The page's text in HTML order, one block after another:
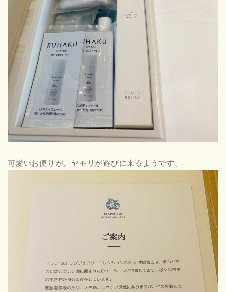
可愛いお便りが。ヤモリが遊びに来るようです。